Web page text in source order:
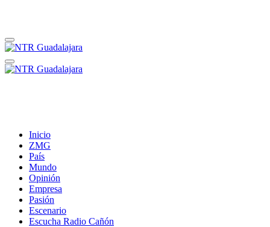
Inicio
ZMG
País
Mundo
Opinión
Empresa
Pasión
Escenario
Escucha Radio Cañón